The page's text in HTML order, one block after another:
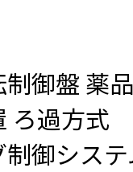
御盤 薬
ろ過方式
御シス